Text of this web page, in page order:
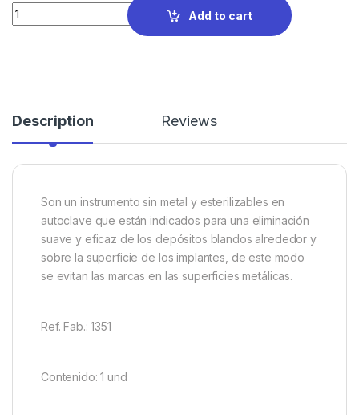
Quantity
Add to cart
Description Reviews
Son un instrumento sin metal y esterilizables en
autoclave que están indicados para una eliminación
suave y eficaz de los depósitos blandos alrededor y
sobre la superficie de los implantes, de este modo
se evitan las marcas en las superficies metálicas.
Ref. Fab.: 1351
Contenido: 1 und